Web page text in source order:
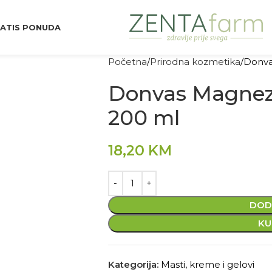
PONUDA
Početna Prirodna kozmetika
Donvas
200 ml
18,20 KM
Kategorija: Masti, kreme i gelovi